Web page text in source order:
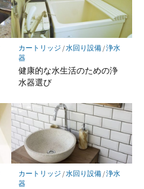
カートリッジ /水回り設備/浄水
器
健康的な水生活のための浄
水器選び
カートリッジ /水回り設備/浄水
器